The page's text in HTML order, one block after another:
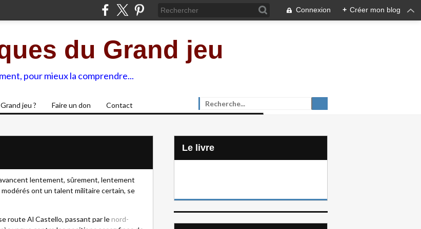
Connexion + Créer mon blog
du Grand jeu
pour mieux la comprendre...
jeu ? Faire un don Contact
lentement, sûrement, lentement
ont un talent militaire certain, se
route Al Castello, passant par lenord-
Le livre